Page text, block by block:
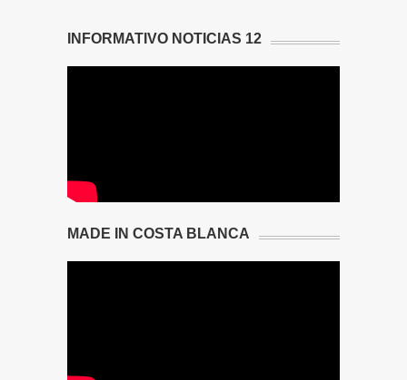
INFORMATIVO NOTICIAS 12
MADE IN COSTA BLANCA